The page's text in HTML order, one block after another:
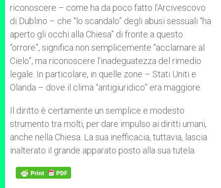
riconoscere – come ha da poco fatto l’Arcivescovo
di Dublino – che “lo scandalo” degli abusi sessuali “ha
aperto gli occhi alla Chiesa” di fronte a questo
“orrore”, significa non semplicemente “acclamare al
Cielo”, ma riconoscere l’inadeguatezza del rimedio
legale. In particolare, in quelle zone – Stati Uniti e
Olanda – dove il clima “antigiuridico” era maggiore.
Il diritto è certamente un semplice e modesto
strumento tra molti, per dare impulso ai diritti umani,
anche nella Chiesa. La sua inefficacia, tuttavia, lascia
inalterato il grande apparato posto alla sua tutela.